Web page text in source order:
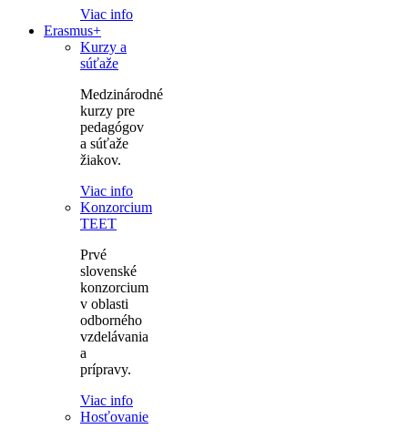
Viac info
Erasmus+
Kurzy a
súťaže
Medzinárodné
kurzy pre
pedagógov
a súťaže
žiakov.
Viac info
Konzorcium
TEET
Prvé
slovenské
konzorcium
v oblasti
odborného
vzdelávania
a
prípravy.
Viac info
Hosťovanie